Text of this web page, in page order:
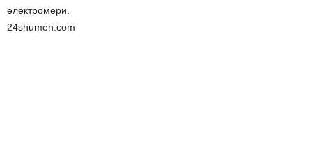
електромери.
24shumen.com